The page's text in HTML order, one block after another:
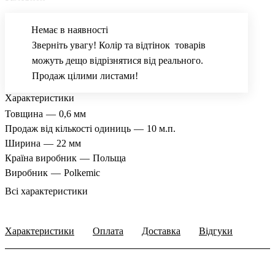
Немає в наявності
Зверніть увагу! Колір та відтінок товарів
можуть дещо відрізнятися від реального.
Продаж цілими листами!
Характеристики
Товщина — 0,6 мм
Продаж від кількості одиниць — 10 м.п.
Ширина — 22 мм
Країна виробник — Польща
Виробник — Polkemic
Всі характеристики
Характеристики Оплата Доставка Відгуки